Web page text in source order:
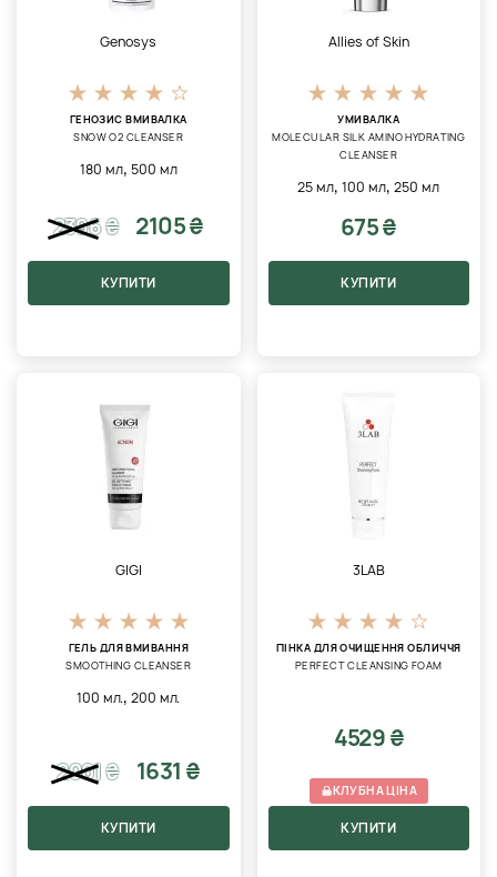
Genosys
ГЕНОЗИС ВМИВАЛКА
SNOW O2 CLEANSER
180 мл, 500 мл
2396₴ 2105 ₴
КУПИТИ
Allies of Skin
УМИВАЛКА
MOLECULAR SILK AMINO HYDRATING
CLEANSER
25 мл,100 мл,250 мл
675 ₴
КУПИТИ
GIGI
ГЕЛЬ ДЛЯ ВМИВАННЯ
SMOOTHING CLEANSER
100 мл.,200 мл.
2001₴ 1631 ₴
КУПИТИ
3LAB
ПІНКА ДЛЯ ОЧИЩЕННЯ ОБЛИЧЧЯ
PERFECT CLEANSING FOAM
4529 ₴
КЛУБНА ЦІНА
КУПИТИ